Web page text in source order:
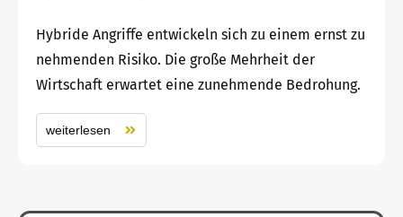
Hybride Angriffe entwickeln sich zu einem ernst zu
nehmenden Risiko. Die große Mehrheit der
Wirtschaft erwartet eine zunehmende Bedrohung.
weiterlesen